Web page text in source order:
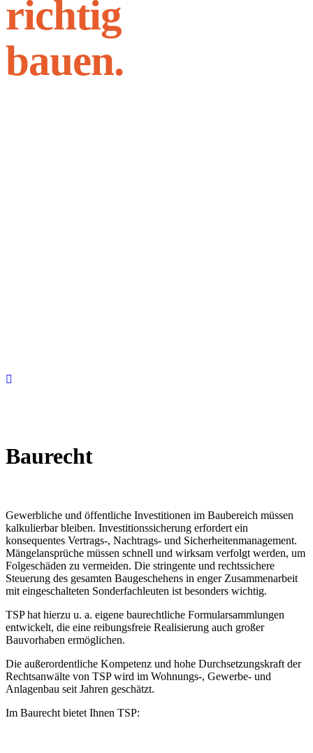
richtig
bauen.
Baurecht
Gewerbliche und öffentliche Investitionen im Baubereich müssen
kalkulierbar bleiben. Investitionssicherung erfordert ein
konsequentes Vertrags-, Nachtrags- und Sicherheitenmanagement.
Mängelansprüche müssen schnell und wirksam verfolgt werden, um
Folgeschäden zu vermeiden. Die stringente und rechtssichere
Steuerung des gesamten Baugeschehens in enger Zusammenarbeit
mit eingeschalteten Sonderfachleuten ist besonders wichtig.
TSP hat hierzu u. a. eigene baurechtliche Formularsammlungen
entwickelt, die eine reibungsfreie Realisierung auch großer
Bauvorhaben ermöglichen.
Die außerordentliche Kompetenz und hohe Durchsetzungskraft der
Rechtsanwälte von TSP wird im Wohnungs-, Gewerbe- und
Anlagenbau seit Jahren geschätzt.
Im Baurecht bietet Ihnen TSP: